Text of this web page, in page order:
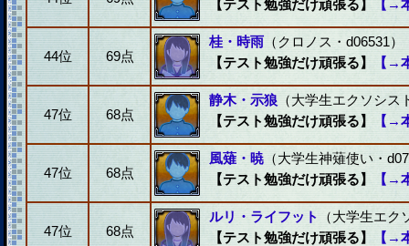
【テスト勉強だけ頑張る】 【→
44位 69点
桂・時雨 （クロノス・d06531）
【テスト勉強だけ頑張る】
【→
47位 68点
静木・示狼 （大学生エクソシス
【テスト勉強だけ頑張る】
【→
47位 68点
風薙・暁 （大学生神薙使い・
【テスト勉強だけ頑張る】
【→
47位 68点
ルリ・ライフット
（大学生エク
【テスト勉強だけ頑張る】
【→